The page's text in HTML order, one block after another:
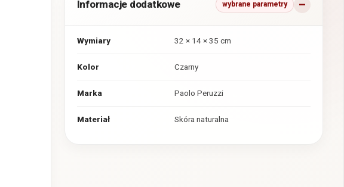
Informacje dodatkowe wybrane parametry
Wymiary 32 × 14 × 35 cm
Kolor Czarny
Marka Paolo Peruzzi
Materiał Skóra naturalna